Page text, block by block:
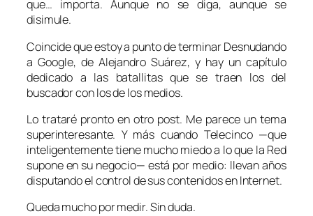
que… importa. Aunque no se diga, aunque se
disimule.
Coincide que estoy a punto de terminarDesnudando
a Google, de Alejandro Suárez, y hay un capítulo
dedicado a las batallitas que se traen los del
buscador con los de los medios.
Lo trataré pronto en otro post. Me parece un tema
superinteresante. Y más cuando Telecinco —que
inteligentemente tiene mucho miedo a lo que la Red
supone en su negocio— está por medio: llevan años
disputando el control de sus contenidos en Internet.
Queda mucho por medir. Sin duda.